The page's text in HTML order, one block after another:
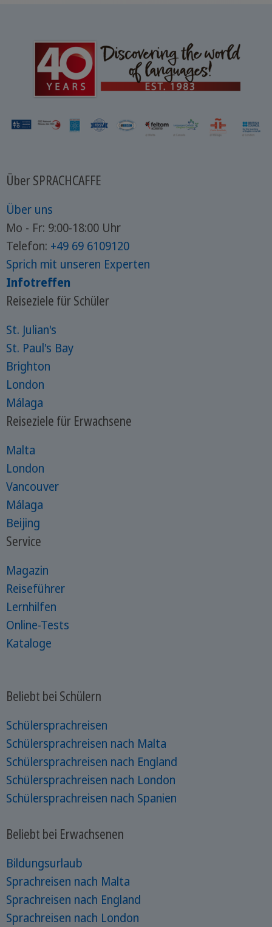
Über SPRACHCAFFE
Über uns
Mo - Fr: 9:00-18:00 Uhr
Telefon: +49 69 6109120
Sprich mit unseren Experten
Infotreffen
Reiseziele für Schüler
St. Julian's
St. Paul's Bay
Brighton
London
Málaga
Reiseziele für Erwachsene
Malta
London
Vancouver
Málaga
Beijing
Service
Magazin
Reiseführer
Lernhilfen
Online-Tests
Kataloge
Beliebt bei Schülern
Schülersprachreisen
Schülersprachreisen nach Malta
Schülersprachreisen nach England
Schülersprachreisen nach London
Schülersprachreisen nach Spanien
Beliebt bei Erwachsenen
Bildungsurlaub
Sprachreisen nach Malta
Sprachreisen nach England
Sprachreisen nach London